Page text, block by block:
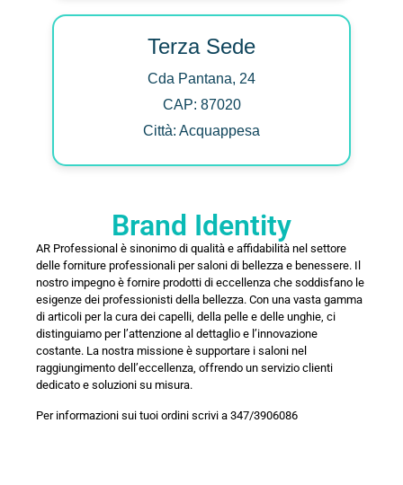
Terza Sede
Cda Pantana, 24
CAP: 87020
Città: Acquappesa
Brand Identity
AR Professional è sinonimo di qualità e affidabilità nel settore
delle forniture professionali per saloni di bellezza e benessere. Il
nostro impegno è fornire prodotti di eccellenza che soddisfano le
esigenze dei professionisti della bellezza. Con una vasta gamma
di articoli per la cura dei capelli, della pelle e delle unghie, ci
distinguiamo per l’attenzione al dettaglio e l’innovazione
costante. La nostra missione è supportare i saloni nel
raggiungimento dell’eccellenza, offrendo un servizio clienti
dedicato e soluzioni su misura.
Per informazioni sui tuoi ordini scrivi a 347/3906086